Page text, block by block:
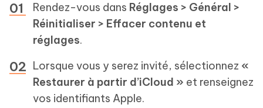
Rendez-vous dans Réglages > Général >
Réinitialiser > Effacer contenu et
réglages.
Lorsque vous y serez invité, sélectionnez «
Restaurer à partir d’iCloud » et renseignez
vos identifiants Apple.